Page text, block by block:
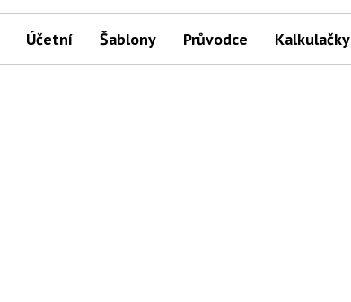
Účetní Šablony Průvodce Kalkulačky